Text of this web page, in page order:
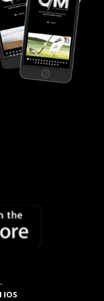
IOS